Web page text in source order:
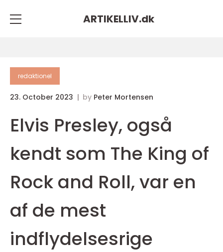
ARTIKELLIV.dk
redaktionel
23. October 2023 by Peter Mortensen
Elvis Presley, også
kendt som The King of
Rock and Roll, var en
af de mest
indflydelsesrige